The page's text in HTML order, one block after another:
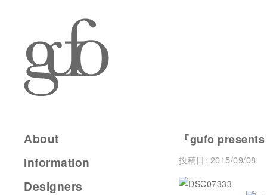
『gufo
投稿日: 2015/09/08
About
Information
Designers